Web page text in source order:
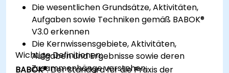
Die wesentlichen Grundsätze, Aktivitäten,
Aufgaben sowie Techniken gemäß BABOK®
V3.0 erkennen
Die Kernwissensgebiete, Aktivitäten,
Aufgaben und Ergebnisse sowie deren
Zusammenhänge verstehen:
Wichtige Definitionen:
BABOK®: Der Standard für die Praxis der